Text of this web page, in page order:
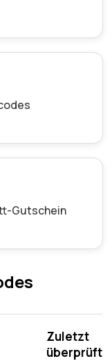
Gutschein
Zuletzt
überprüft